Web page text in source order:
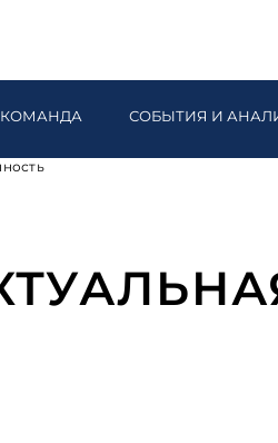
КОМАНДА СОБЫТИЯ И